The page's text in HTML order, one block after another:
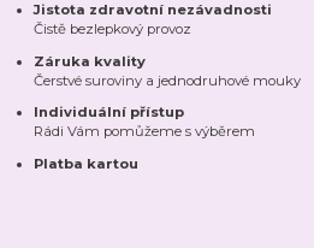
Jistota zdravotní nezávadnosti
Čistě bezlepkový provoz
Záruka kvality
Čerstvé suroviny a jednodruhové mouky
Individuální přístup
Rádi Vám pomůžeme s výběrem
Platba kartou